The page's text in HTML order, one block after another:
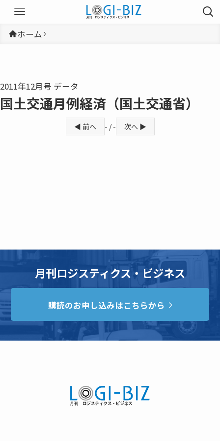
ホーム
2011年12月号 データ
国土交通月例経済（国土交通省）
◀ 前へ - / - 次へ ▶
月刊ロジスティクス・ビジネス
購読のお申し込みはこちらから